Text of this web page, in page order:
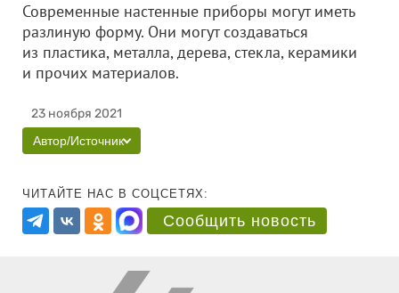
Современные настенные приборы могут иметь
разлиную форму. Они могут создаваться
из пластика, металла, дерева, стекла, керамики
и прочих материалов.
23 ноября 2021
Автор/Источник
ЧИТАЙТЕ НАС В СОЦСЕТЯХ:
Сообщить новость